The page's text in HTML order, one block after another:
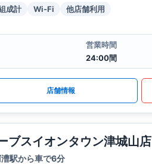
成計 Wi-Fi 他店舗利用
営業時間
24:00間
店舗情報
ブスイオンタウン津城山店
漕駅から車で6分